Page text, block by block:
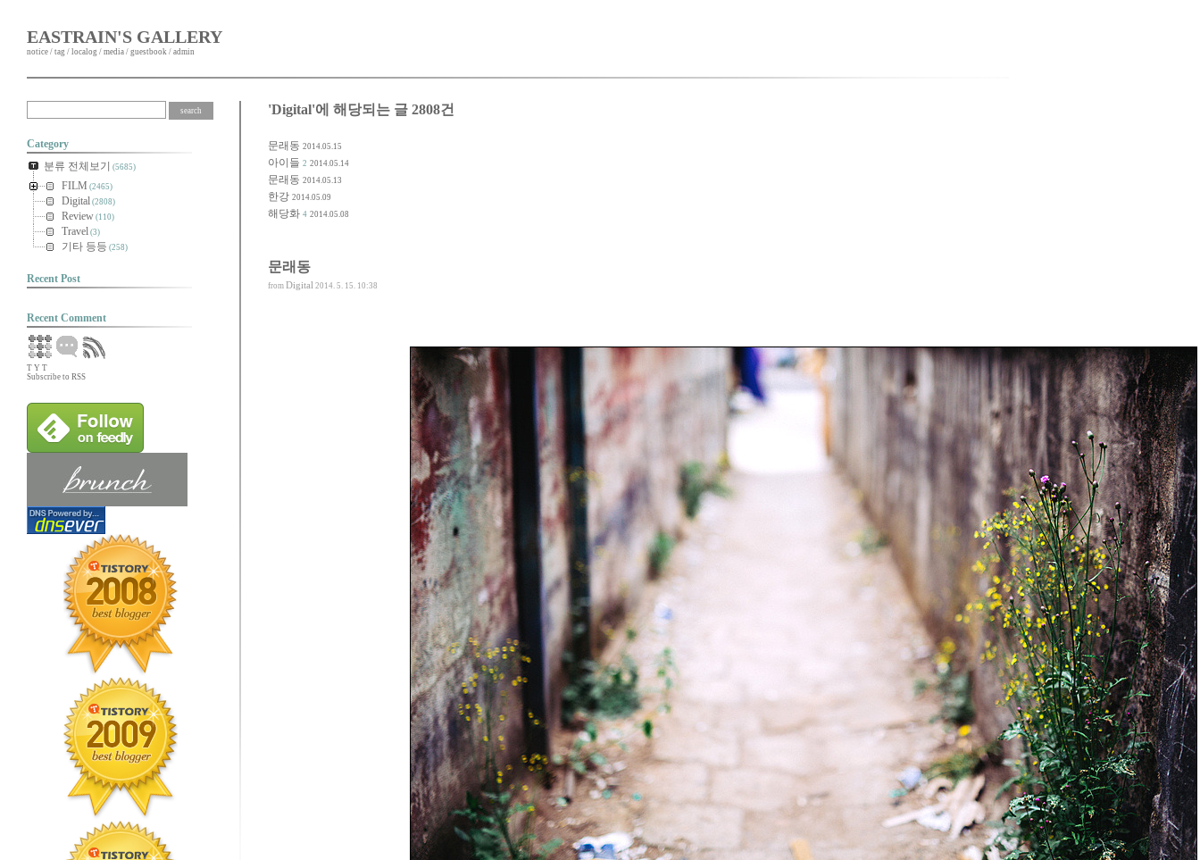
EASTRAIN'S GALLERY
notice / tag / localog / media / guestbook / admin
Category
분류 전체보기 (5685)
FILM (2465)
Digital (2808)
Review (110)
Travel (3)
기타 등등 (258)
Recent Post
Recent Comment
T Y T
Subscribe to RSS
'Digital'에 해당되는 글 2808건
문래동 2014.05.15
아이들 2 2014.05.14
문래동 2014.05.13
한강 2014.05.09
해당화 4 2014.05.08
문래동
from Digital 2014. 5. 15. 10:38